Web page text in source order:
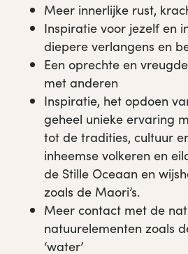
Meer innerlijke rust,
Inspiratie voor jezelf en
diepere verlangens en
Een oprechte en
met anderen
Inspiratie, het opdoen
geheel unieke ervaring
tot de tradities, cultuur
inheemse volkeren en
de Stille Oceaan en
zoals de Maori’s.
Meer contact met de
natuurelementen zoals
‘water’